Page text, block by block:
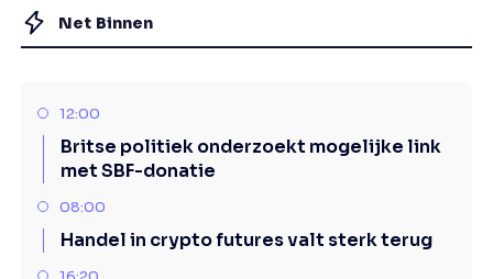
Net Binnen
12:00
Britse politiek onderzoekt mogelijke link
met SBF-donatie
08:00
Handel in crypto futures valt sterk terug